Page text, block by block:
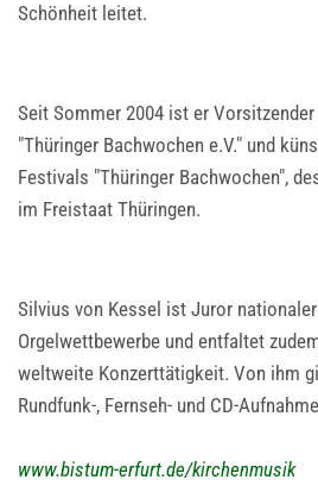
Schönheit leitet.
Seit Sommer 2004 ist er Vorsitzender
"Thüringer Bachwochen e.V." und
Festivals "Thüringer Bachwochen",
im Freistaat Thüringen.
Silvius von Kessel ist Juror
Orgelwettbewerbe und entfaltet
weltweite Konzerttätigkeit. Von ihm
Rundfunk-, Fernseh- und CD-
www.bistum-erfurt.de/kirchenmusik